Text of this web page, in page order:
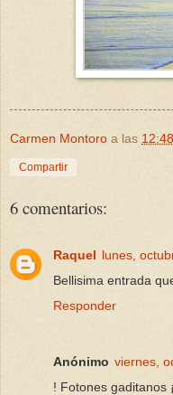
Carmen Montoro a las 12:48
Compartir
6 comentarios:
Raquel lunes,
Bellisima entrada
Responder
Anónimo viernes,
! Fotones gaditanos ¡